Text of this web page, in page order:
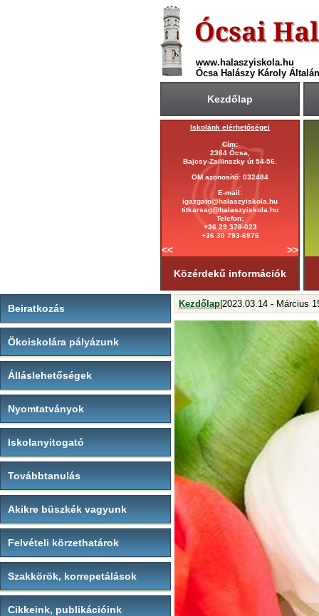
www.halaszyiskola.hu
Ócsa Halászy Károly
Kezdőlap
Iskolánk elérhetőségei
Cím:
2364 Ócsa,
Bajcsy-Zsilinszky út 54-56.
OM azonosító: 032484
E-mail:
igazgato@halaszyiskola.hu
titkarsag@halaszyiskola.hu
Telefon:
+36 29 378-023
+36 30 793-6976
<< >>
Közérdekű információk
Beiratkozás
Ökoiskolára pályázunk
Álláslehetőségek
Nyomtatványok
Iskolanyitogató
Továbbtanulás
Akikre büszkék vagyunk
Felvételi körzethatárok
Szakkörök, korrepetálások
Cikkeink, publikációink
Kezdőlap |2023.03.14 - Március